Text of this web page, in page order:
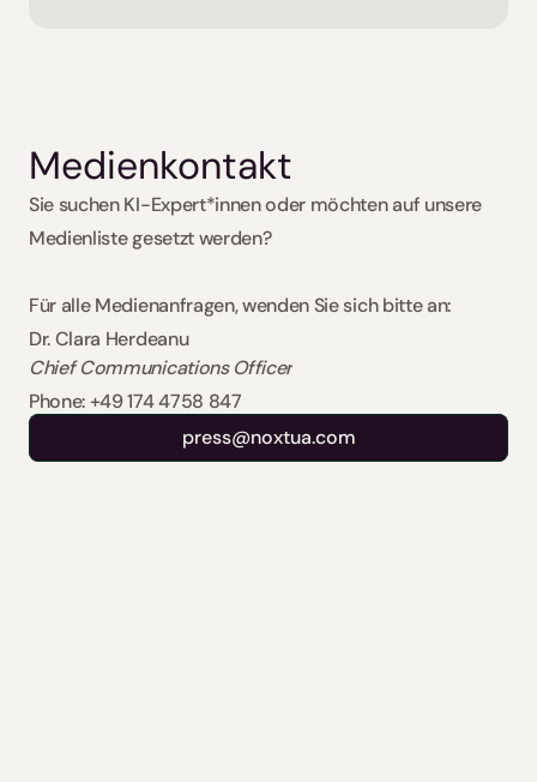
Medienkontakt
Sie suchen KI-Expert*innen oder möchten auf unsere
Medienliste gesetzt werden?
Für alle Medienanfragen, wenden Sie sich bitte an:
Dr. Clara Herdeanu
Chief Communications Officer
Phone: +49 174 4758 847
press@noxtua.com